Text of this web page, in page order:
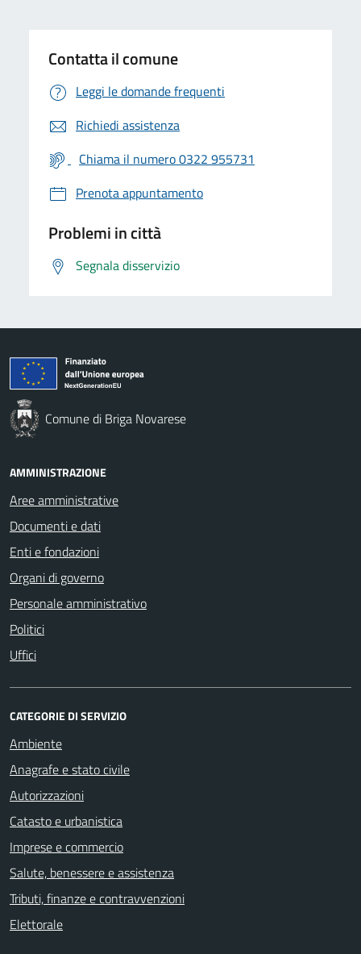
Contatta il comune
Leggi le domande frequenti
Richiedi assistenza
Chiama il numero 0322 955731
Prenota appuntamento
Problemi in città
Segnala disservizio
Comune di Briga Novarese
AMMINISTRAZIONE
Aree amministrative
Documenti e dati
Enti e fondazioni
Organi di governo
Personale amministrativo
Politici
Uffici
CATEGORIE DI SERVIZIO
Ambiente
Anagrafe e stato civile
Autorizzazioni
Catasto e urbanistica
Imprese e commercio
Salute, benessere e assistenza
Tributi, finanze e contravvenzioni
Elettorale